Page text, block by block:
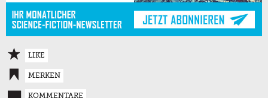
LIKE
MERKEN
KOMMENTARE